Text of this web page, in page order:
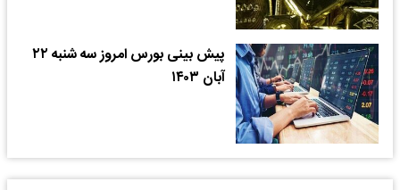
پیش بینی بورس امروز سه شنبه ۲۲
آبان ۱۴۰۳